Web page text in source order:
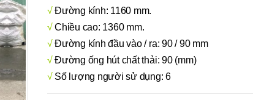
√Đường kính: 1160 mm.
√Chiều cao: 1360 mm.
√Đường kính đầu vào / ra: 90 / 90 mm
√Đường ống hút chất thải: 90 (mm)
√Số lượng người sử dụng: 6